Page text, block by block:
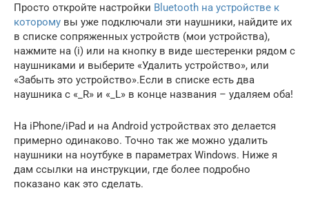
Просто откройте настройки Bluetooth на устройстве к
которому вы уже подключали эти наушники, найдите их
в списке сопряженных устройств (мои устройства),
нажмите на (i) или на кнопку в виде шестеренки рядом с
наушниками и выберите «Удалить устройство», или
«Забыть это устройство».Если в списке есть два
наушника с «_R» и «_L» в конце названия – удаляем оба!
На iPhone/iPad и на Android устройствах это делается
примерно одинаково. Точно так же можно удалить
наушники на ноутбуке в параметрах Windows. Ниже я
дам ссылки на инструкции, где более подробно
показано как это сделать.